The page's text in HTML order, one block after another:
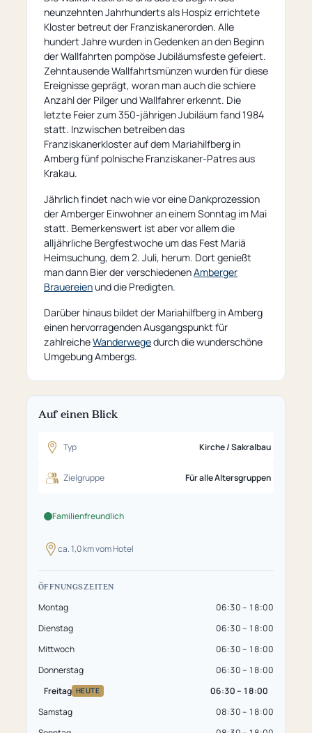
neunzehnten Jahrhunderts als Hospiz errichtete
Kloster betreut der Franziskanerorden. Alle
hundert Jahre wurden in Gedenken an den Beginn
der Wallfahrten pompöse Jubiläumsfeste gefeiert.
Zehntausende Wallfahrtsmünzen wurden für diese
Ereignisse geprägt, woran man auch die schiere
Anzahl der Pilger und Wallfahrer erkennt. Die
letzte Feier zum 350-jährigen Jubiläum fand 1984
statt. Inzwischen betreiben das
Franziskanerkloster auf dem Mariahilfberg in
Amberg fünf polnische Franziskaner-Patres aus
Krakau.
Jährlich findet nach wie vor eine Dankprozession
der Amberger Einwohner an einem Sonntag im Mai
statt. Bemerkenswert ist aber vor allem die
alljährliche Bergfestwoche um das Fest Mariä
Heimsuchung, dem 2. Juli, herum. Dort genießt
man dann Bier der verschiedenenAmberger
Brauereienund die Predigten.
Darüber hinaus bildet der Mariahilfberg in Amberg
einen hervorragenden Ausgangspunkt für
zahlreicheWanderwegedurch die wunderschöne
Umgebung Ambergs.
Auf einen Blick
Typ Kirche / Sakralbau
Zielgruppe Für alle Altersgruppen
Familienfreundlich
ca. 1,0 km vom Hotel
ÖFFNUNGSZEITEN
Montag
06:30 – 18:00
Dienstag
06:30 – 18:00
Mittwoch
06:30 – 18:00
Donnerstag
06:30 – 18:00
Freitag HEUTE
06:30 – 18:00
Samstag
08:30 – 18:00